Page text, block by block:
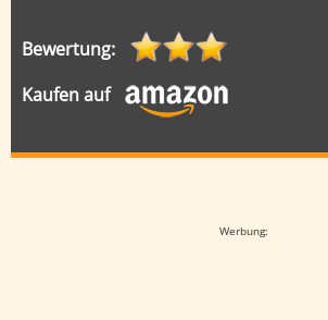
Bewertung:
Kaufen auf
Werbung: